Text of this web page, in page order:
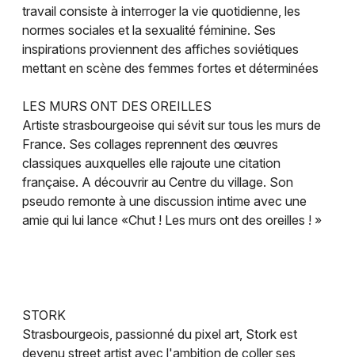
travail consiste à interroger la vie quotidienne, les
normes sociales et la sexualité féminine. Ses
inspirations proviennent des affiches soviétiques
mettant en scène des femmes fortes et déterminées
LES MURS ONT DES OREILLES
Artiste strasbourgeoise qui sévit sur tous les murs de
France. Ses collages reprennent des œuvres
classiques auxquelles elle rajoute une citation
française. A découvrir au Centre du village. Son
pseudo remonte à une discussion intime avec une
amie qui lui lance «Chut ! Les murs ont des oreilles ! »
STORK
Strasbourgeois, passionné du pixel art, Stork est
devenu street artist avec l'ambition de coller ses